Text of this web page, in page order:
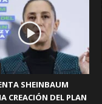
SHEINBAUM
CREACIÓN DEL PLAN